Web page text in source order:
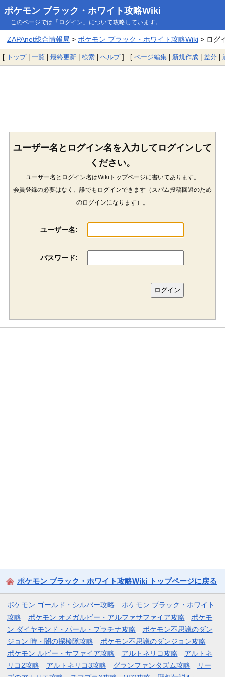
ポケモン ブラック・ホワイト攻略Wiki
このページでは「ログイン」について攻略しています。
ZAPAnet総合情報局 > ポケモン ブラック・ホワイト攻略Wiki> ログ
[ トップ| 一覧 | 最終更新 | 検索 | ヘルプ] [ ページ編集 | 新規作成 | 差分 |
ユーザー名とログイン名を入力してログインして
ください。
ユーザー名とログイン名はWikiトップページに書いてあります。
会員登録の必要はなく、誰でもログインできます（スパム投稿回避のため
のログインになります）。
ユーザー名:
パスワード:
ポケモン ブラック・ホワイト攻略Wiki トップページに戻る
ポケモン ゴールド・シルバー攻略
ポケモン ブラック・ホワイト
攻略
ポケモン オメガルビー・アルファサファイア攻略
ポケモ
ン ダイヤモンド・パール・プラチナ攻略
ポケモン不思議のダン
ジョン 時・闇の探検隊攻略
ポケモン不思議のダンジョン攻略
ポケモン ルビー・サファイア攻略
アルトネリコ攻略
アルトネ
リコ2攻略
アルトネリコ3攻略 グランファンタズム攻略
リー